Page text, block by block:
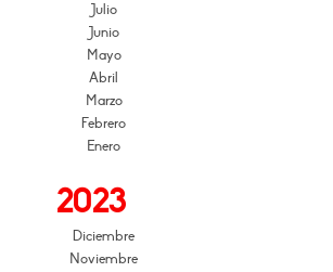
Julio
Junio
Mayo
Abril
Marzo
Febrero
Enero
2023
Diciembre
Noviembre